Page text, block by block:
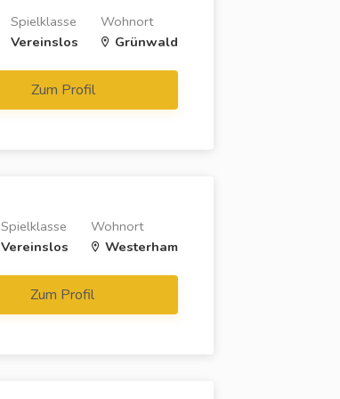
Wohnort
Grünwald
Spielklasse
Vereinslos
Zum Profil
Wohnort
Westerham
Spielklasse
Vereinslos
Zum Profil